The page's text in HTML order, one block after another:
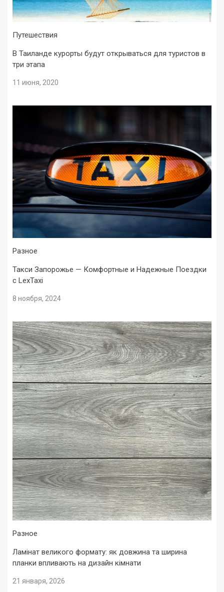
Путешествия
В Таиланде курорты будут открываться для туристов в
три этапа
11 июня, 2020
Разное
Такси Запорожье — Комфортные и Надежные Поездки
с LexTaxi
8 ноября, 2024
Разное
Ламінат великого формату: як довжина та ширина
планки впливають на дизайн кімнати
21 января, 2026